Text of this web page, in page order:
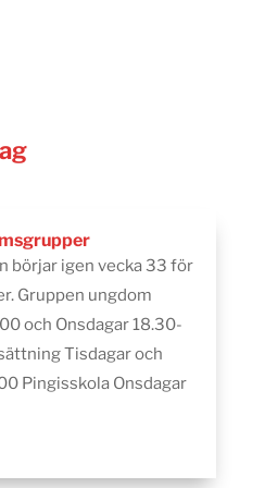
börjar igen vecka 33 för
Gruppen ungdom
och Onsdagar 18.30-
Tisdagar och
Pingisskola Onsdagar